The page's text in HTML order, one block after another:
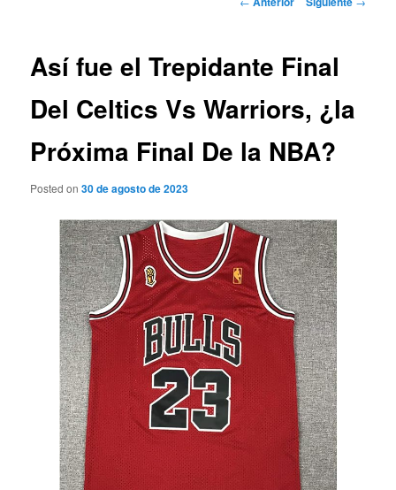
Así fue el Trepidante Final
Del Celtics Vs Warriors, ¿la
Próxima Final De la NBA?
Posted on30 de agosto de 2023